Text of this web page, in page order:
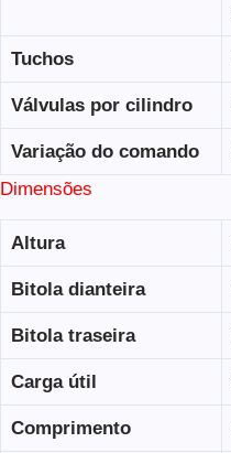
Tuchos
Válvulas por cilindro
Variação do comando
Dimensões
Altura
Bitola dianteira
Bitola traseira
Carga útil
Comprimento